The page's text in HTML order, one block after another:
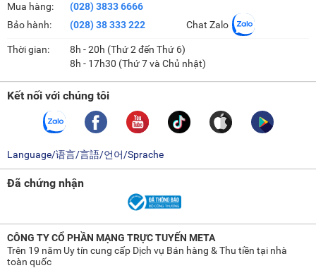
Mua hàng:
Bảo hành:
(028) 3833 6666
(028) 38 333 222
Chat Zalo
Thời gian:
8h - 20h (Thứ 2 đến Thứ 6)
8h - 17h30 (Thứ 7 và Chủ nhật)
Kết nối với chúng tôi
Language/语言/言語/언어/Sprache
Đã chứng nhận
CÔNG TY CỔ PHẦN MẠNG TRỰC TUYẾN META
Trên 19 năm Uy tín cung cấp Dịch vụ Bán hàng & Thu tiền tại nhà
toàn quốc